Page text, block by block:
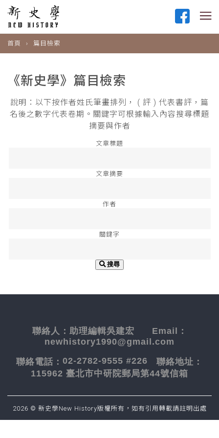
首頁 篇目檢索
《新史學》篇目檢索
說明：以下按作者姓氏筆畫排列， ( 評 ) 代表書評，篇
名後之數字代表卷期。關鍵字可根據輸入內容搜尋標題
摘要與作者
文章標題
文章摘要
作者
關鍵字
搜尋
聯絡人： 助理編輯吳建宏 Email：
newhistory1990@gmail.com
聯絡電話： 02-2782-9555 #226 聯絡地址：
115962 臺北市中研院郵局第44號信箱
2026 © 新史學New History版權所有，如有引用轉載請註明出處